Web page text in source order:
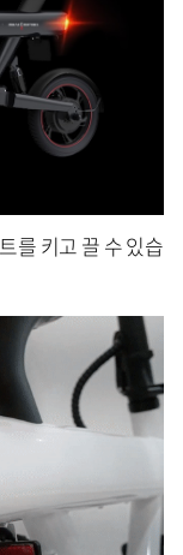
를 키고 끌 수 있습